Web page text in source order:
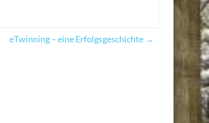
eTwinning – eine Erfolgsgeschichte →